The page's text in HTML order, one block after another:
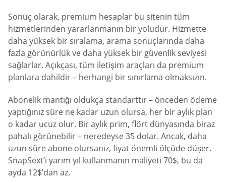
Sonuç olarak, premium hesaplar bu sitenin tüm
hizmetlerinden yararlanmanın bir yoludur. Hizmette
daha yüksek bir sıralama, arama sonuçlarında daha
fazla görünürlük ve daha yüksek bir güvenlik seviyesi
sağlarlar. Açıkçası, tüm iletişim araçları da premium
planlara dahildir – herhangi bir sınırlama olmaksızın.
Abonelik mantığı oldukça standarttır – önceden ödeme
yaptığınız süre ne kadar uzun olursa, her bir aylık plan
o kadar ucuz olur. Bir aylık prim, flört dünyasında biraz
pahalı görünebilir – neredeyse 35 dolar. Ancak, daha
uzun süre abone olursanız, fiyat önemli ölçüde düşer.
SnapSext’i yarım yıl kullanmanın maliyeti 70$, bu da
ayda 12$’dan az.